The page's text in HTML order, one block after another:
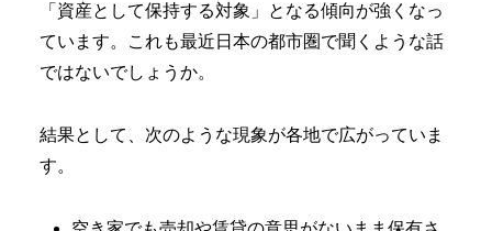
「資産として保持する対象」となる傾向が強くなっ
ています。これも最近日本の都市圏で聞くような話
ではないでしょうか。
結果として、次のような現象が各地で広がっていま
す。